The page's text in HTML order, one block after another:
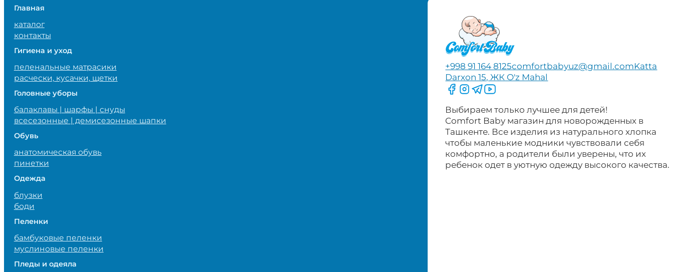
Главная
каталог
контакты
Гигиена и уход
пеленальные матрасики
расчески, кусачки, щетки
Головные уборы
балаклавы | шарфы | снуды
всесезонные | демисезонные шапки
Обувь
анатомическая обувь
пинетки
Одежда
блузки
боди
Пеленки
бамбуковые пеленки
муслиновые пеленки
Пледы и одеяла
+998 91 164 8125comfortbabyuz@gmail.comKatta
Darxon 15, ЖК O'z Mahal
Следите за нами на Facebook
Следите за нами в Instagram
Следите за нами в Telegram
Следите за нами в YouTube
Выбираем только лучшее для детей!
Comfort Baby магазин для новорожденных в
Ташкенте. Все изделия из натурального хлопка
чтобы маленькие модники чувствовали себя
комфортно, а родители были уверены, что их
ребенок одет в уютную одежду высокого качества.